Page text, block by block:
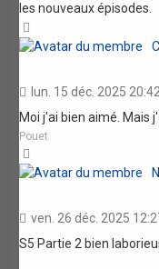
les nouveaux épisodes.
lun. 15 déc. 2025 20:42
Moi j'ai bien aimé. Mais
Pouet
ven. 26 déc. 2025
S5 Partie 2 bien